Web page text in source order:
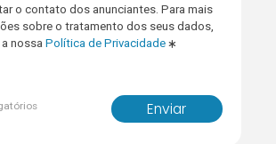
o contato dos anunciantes. Para mais
sobre o tratamento dos seus dados,
nossaPolítica de Privacidade
Enviar